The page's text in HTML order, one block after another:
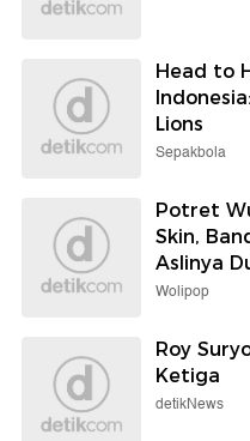
Head to
Lions
Sepakbola
Potret
Skin,
Aslinya
Wolipop
Roy
Ketiga
detikNews